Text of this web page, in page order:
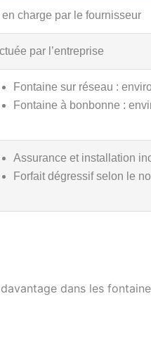
en charge par le fournisseur
par l’entreprise
Fontaine sur réseau :
Fontaine à bonbonne :
Assurance et installation
Forfait dégressif selon le
dans les